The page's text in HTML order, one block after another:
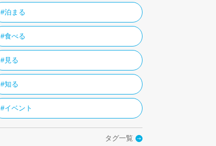
#泊まる
#食べる
#見る
#知る
#イベント
タグ一覧